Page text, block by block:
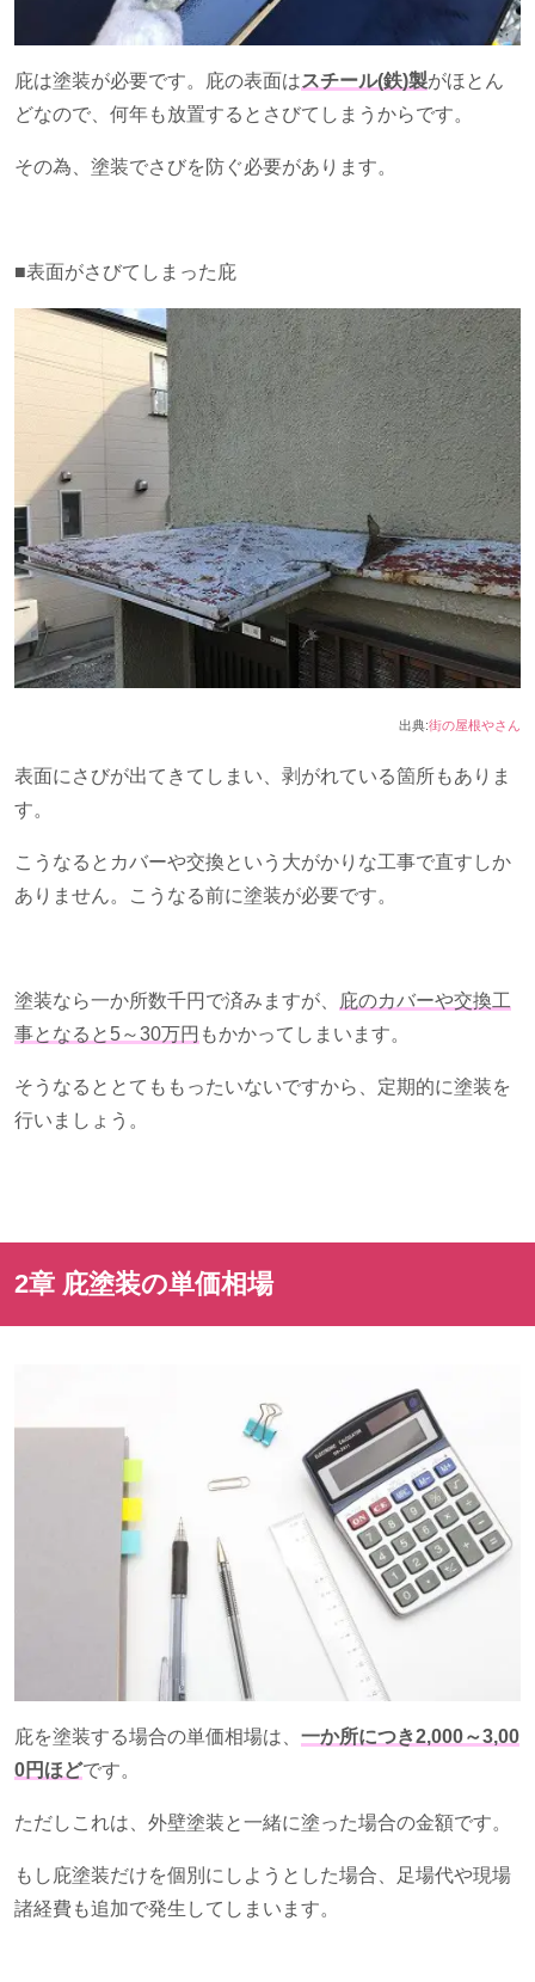
庇は塗装が必要です。庇の表面はスチール(鉄)製がほとん
どなので、何年も放置するとさびてしまうからです。
その為、塗装でさびを防ぐ必要があります。
■表面がさびてしまった庇
出典:街の屋根やさん
表面にさびが出てきてしまい、剥がれている箇所もありま
す。
こうなるとカバーや交換という大がかりな工事で直すしか
ありません。こうなる前に塗装が必要です。
塗装なら一か所数千円で済みますが、
庇のカバーや交換工
事となると 5～30万円 もかかってしまいます。
そうなるととてももったいないですから、定期的に塗装を
行いましょう。
2章 庇塗装の単価相場
庇を塗装する場合の単価相場は、 一か所につき2,000～3,00
0円ほどです。
ただしこれは、外壁塗装と一緒に塗った場合の金額です。
もし庇塗装だけを個別にしようとした場合、足場代や現場
諸経費も追加で発生してしまいます。